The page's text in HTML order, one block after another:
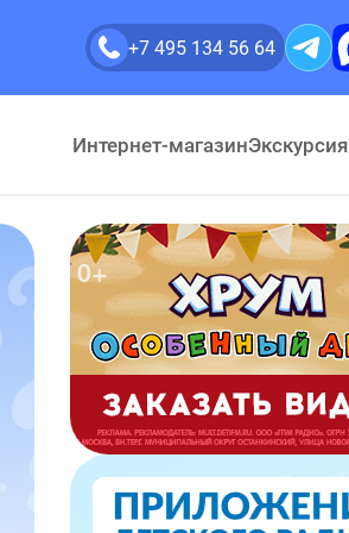
+7 495 134 56 64
Интернет-магазинЭкскурсия